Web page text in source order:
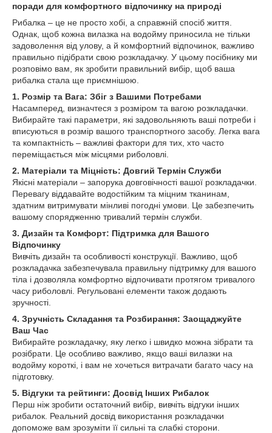
поради для комфортного відпочинку на природі
Рибалка – це не просто хобі, а справжній спосіб життя.
Однак, щоб кожна вилазка на водойму приносила не тільки
задоволення від улову, а й комфортний відпочинок, важливо
правильно підібрати свою розкладачку. У цьому посібнику ми
розповімо вам, як зробити правильний вибір, щоб ваша
рибалка стала ще приємнішою.
1. Розмір та Вага: Збіг з Вашими Потребами
Насамперед, визначтеся з розміром та вагою розкладачки.
Вибирайте такі параметри, які задовольняють ваші потреби і
вписуються в розмір вашого транспортного засобу. Легка вага
та компактність – важливі фактори для тих, хто часто
переміщається між місцями риболовлі.
2. Матеріали та Міцність: Довгий Термін Служби
Якісні матеріали – запорука довговічності вашої розкладачки.
Перевагу віддавайте водостійким та міцним тканинам,
здатним витримувати мінливі погодні умови. Це забезпечить
вашому спорядженню тривалий термін служби.
3. Дизайн та Комфорт: Підтримка для Вашого
Відпочинку
Вивчіть дизайн та особливості конструкції. Важливо, щоб
розкладачка забезпечувала правильну підтримку для вашого
тіла і дозволяла комфортно відпочивати протягом тривалого
часу риболовлі. Регульовані елементи також додають
зручності.
4. Зручність Складання та Розбирання: Заощаджуйте
Ваш Час
Вибирайте розкладачку, яку легко і швидко можна зібрати та
розібрати. Це особливо важливо, якщо ваші вилазки на
водойму короткі, і вам не хочеться витрачати багато часу на
підготовку.
5. Відгуки та рейтинги: Досвід Інших Рибалок
Перш ніж зробити остаточний вибір, вивчіть відгуки інших
рибалок. Реальний досвід використання розкладачки
допоможе вам зрозуміти її сильні та слабкі сторони.